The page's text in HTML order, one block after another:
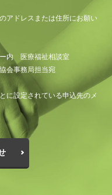
アドレスまたは住所にお願い
ー内 医療福祉相談室
会事務局担当宛
に設定されている申込先のメ